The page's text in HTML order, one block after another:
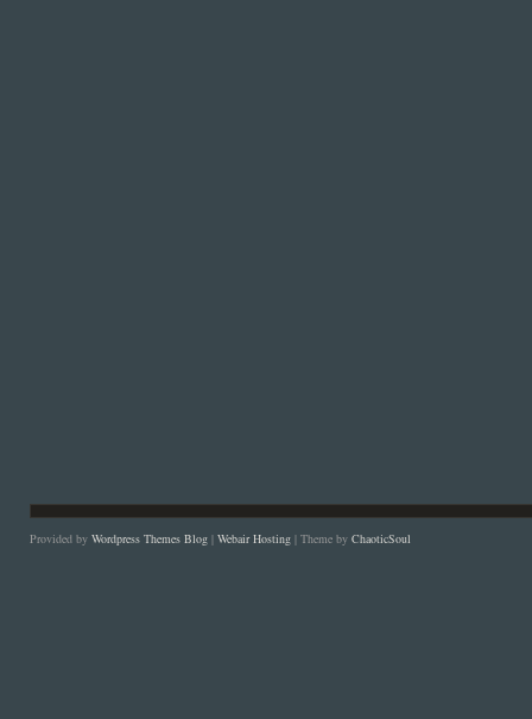
Provided by Wordpress Themes Blog | Webair Hosting | Theme by ChaoticSoul